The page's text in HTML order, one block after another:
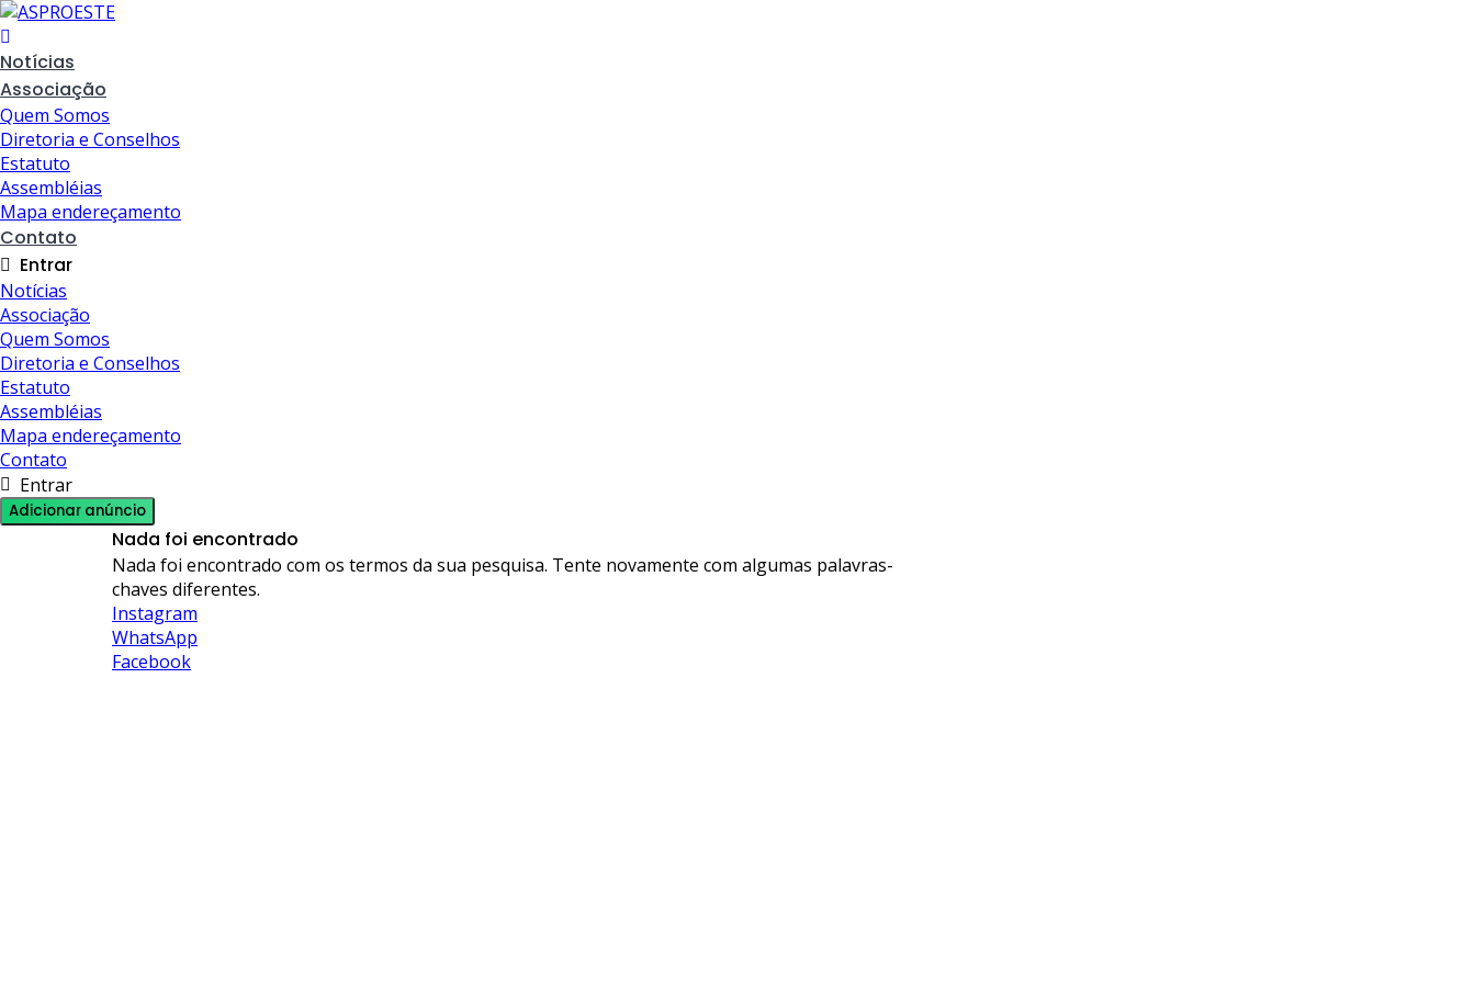
Skip
to
content
Notícias
Associação
Quem Somos
Diretoria e Conselhos
Estatuto
Assembléias
Mapa endereçamento
Contato
Entrar
Notícias
Associação
Quem Somos
Diretoria e Conselhos
Estatuto
Assembléias
Mapa endereçamento
Contato
Entrar
Adicionar anúncio
Nada foi encontrado
Nada foi encontrado com os termos da sua pesquisa. Tente novamente com algumas palavras-
chaves diferentes.
Instagram
WhatsApp
Facebook